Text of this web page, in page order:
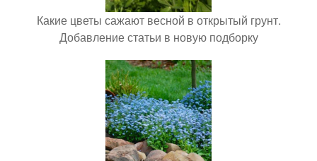
Какие цветы сажают весной в открытый грунт.
Добавление статьи в новую подборку